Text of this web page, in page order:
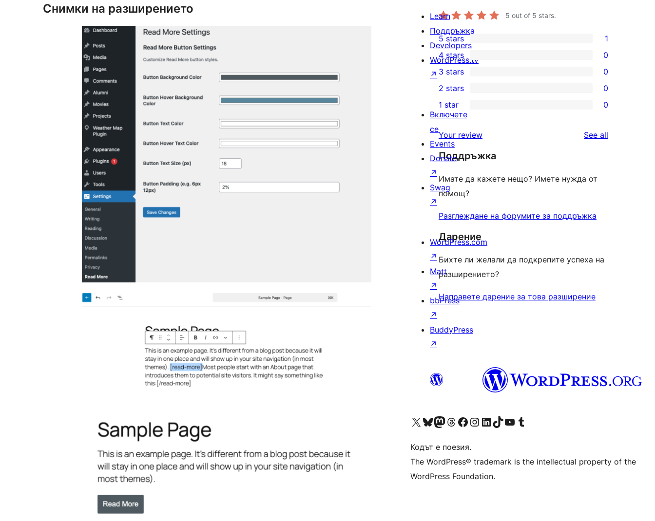
Снимки на разширението 5 out of 5 stars.
1
5-
star
review
5 stars 1
0
4-
star
reviews
4 stars 0
0
3-
star
3 stars 0
2-
reviews
2 stars 0
0
star
reviews
1 star 0
Your review See all
Поддръжка
Имате да кажете нещо? Имете нужда от
помощ?
Разглеждане на форумите за поддръжка
Дарение
Бихте ли желали да подкрепите успеха на
разширението?
Направете дарение за това разширение
Learn
Поддръжка
Developers
WordPress.tv
↗
Включете
се
Events
Donate
↗
Swag
↗
WordPress.com
↗
Matt
↗
bbPress
↗
BuddyPress
↗
Visit our X (formerly Twitter) account
Visit our Bluesky account
Visit our Mastodon account
Visit our Threads account
Посетете нашата страница във Facebook
Посетете нашия профил в Instagram
Посетете нашия профил в LinkedIn
Visit our TikTok account
Visit our YouTube channel
Visit our Tumblr account
Кодът е поезия.
The WordPress® trademark is the intellectual property of the
WordPress Foundation.